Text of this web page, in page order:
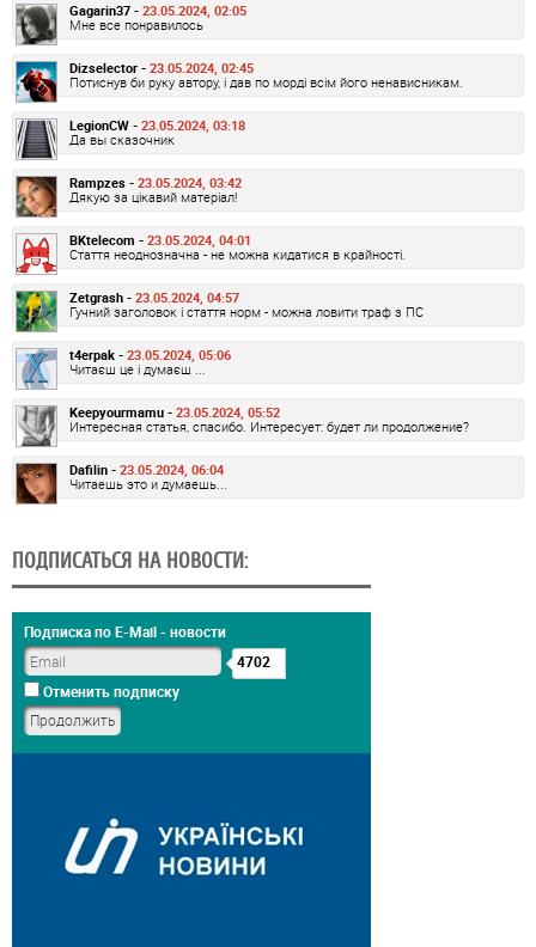
Gagarin37 - 23.05.2024, 02:05
Мне все понравилось
Dizselector - 23.05.2024, 02:45
Потиснув би руку автору, і дав по морді всім його ненависникам.
LegionCW - 23.05.2024, 03:18
Да вы сказочник
Rampzes - 23.05.2024, 03:42
Дякую за цікавий матеріал!
BKtelecom - 23.05.2024, 04:01
Стаття неоднозначна - не можна кидатися в крайності.
Zetgrash - 23.05.2024, 04:57
Гучний заголовок і стаття норм - можна ловити траф з ПС
t4erpak - 23.05.2024, 05:06
Читаєш це і думаєш ...
Keepyourmamu - 23.05.2024, 05:52
Интересная статья, спасибо. Интересует: будет ли продолжение?
Dafilin - 23.05.2024, 06:04
Читаешь это и думаешь...
ПОДПИСАТЬСЯ НА НОВОСТИ:
Подписка по E-Mail - новости
4702
Отменить подписку